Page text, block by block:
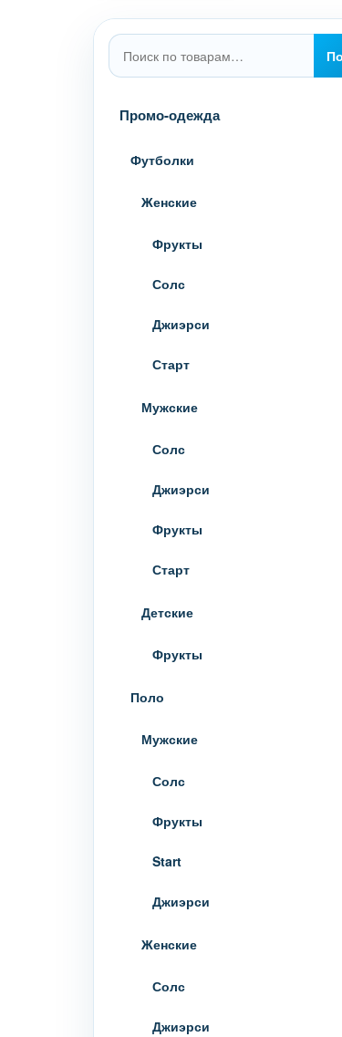
Искать:
Промо-одежда
Футболки
Женские
Фрукты
Солс
Джиэрси
Старт
Мужские
Солс
Джиэрси
Фрукты
Старт
Детские
Фрукты
Поло
Мужские
Солс
Фрукты
Start
Джиэрси
Женские
Солс
Джиэрси